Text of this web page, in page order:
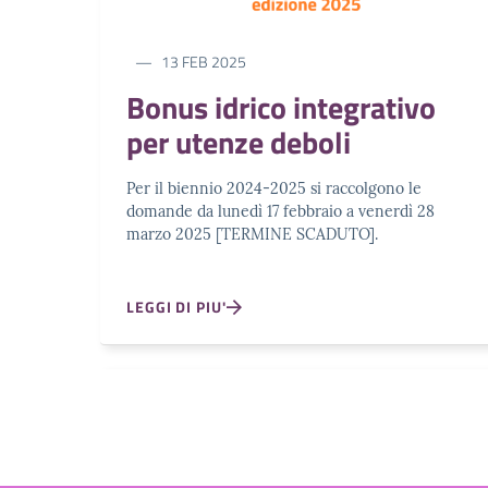
13 FEB 2025
Bonus idrico integrativo
per utenze deboli
Per il biennio 2024-2025 si raccolgono le
domande da lunedì 17 febbraio a venerdì 28
marzo 2025 [TERMINE SCADUTO].
LEGGI DI PIU'